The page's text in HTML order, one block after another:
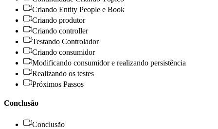
Criando Entity People e Book
Criando produtor
Criando controller
Testando Controlador
Criando consumidor
Modificando consumidor e realizando persistência
Realizando os testes
Próximos Passos
Conclusão
Conclusão